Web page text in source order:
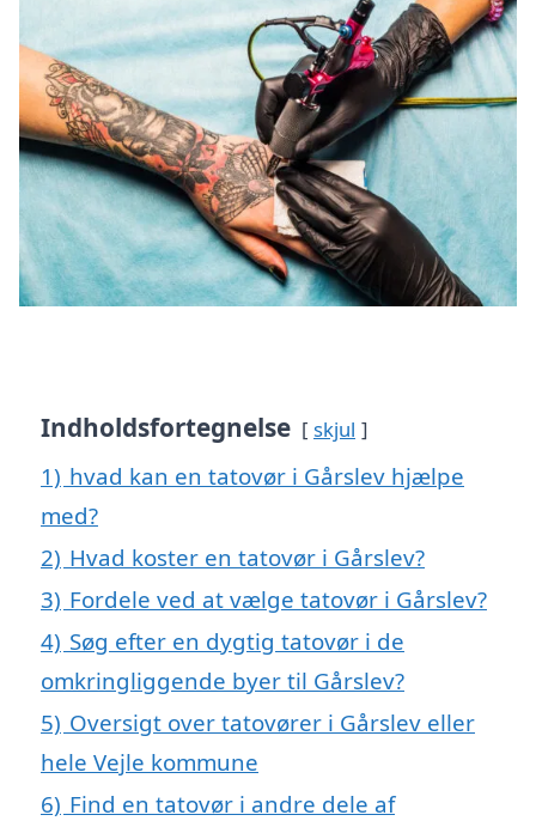
Indholdsfortegnelse skjul
1) hvad kan en tatovør i Gårslev hjælpe
med?
2) Hvad koster en tatovør i Gårslev?
3) Fordele ved at vælge tatovør i Gårslev?
4) Søg efter en dygtig tatovør i de
omkringliggende byer til Gårslev?
5) Oversigt over tatovører i Gårslev eller
hele Vejle kommune
6) Find en tatovør i andre dele af